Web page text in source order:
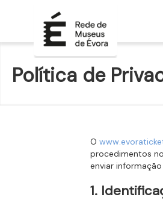
Política de
O
procedimentos
enviar
1.